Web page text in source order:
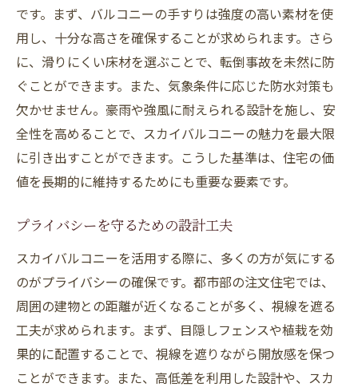
です。まず、バルコニーの手すりは強度の高い素材を使
用し、十分な高さを確保することが求められます。さら
に、滑りにくい床材を選ぶことで、転倒事故を未然に防
ぐことができます。また、気象条件に応じた防水対策も
欠かせません。豪雨や強風に耐えられる設計を施し、安
全性を高めることで、スカイバルコニーの魅力を最大限
に引き出すことができます。こうした基準は、住宅の価
値を長期的に維持するためにも重要な要素です。
プライバシーを守るための設計工夫
スカイバルコニーを活用する際に、多くの方が気にする
のがプライバシーの確保です。都市部の注文住宅では、
周囲の建物との距離が近くなることが多く、視線を遮る
工夫が求められます。まず、目隠しフェンスや植栽を効
果的に配置することで、視線を遮りながら開放感を保つ
ことができます。また、高低差を利用した設計や、スカ